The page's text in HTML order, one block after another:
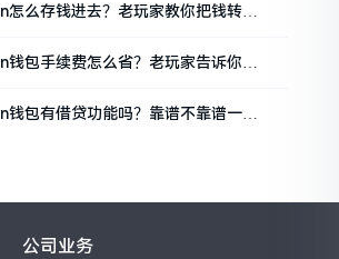
怎么存钱进去？老玩家教你把钱转进
钱包手续费怎么省？老玩家告诉你几
钱包有借贷功能吗？靠谱不靠谱一文
公司业务